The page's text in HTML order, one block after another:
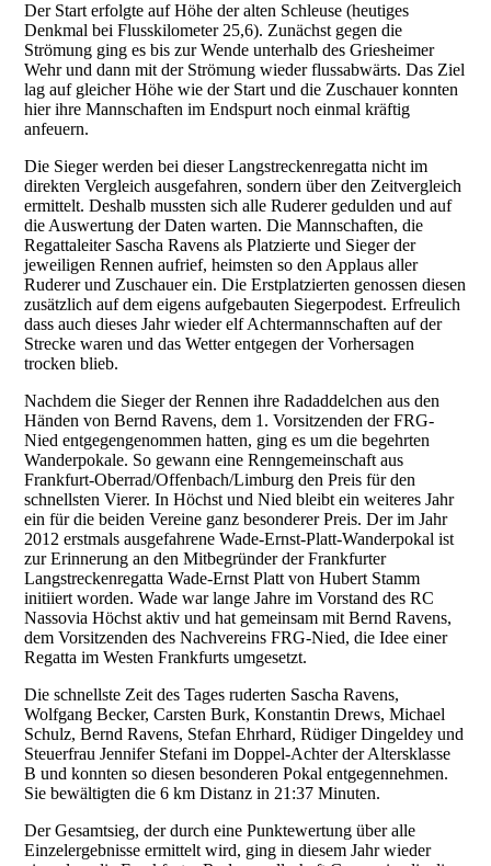
Der Start erfolgte auf Höhe der alten Schleuse (heutiges
Denkmal bei Flusskilometer 25,6). Zunächst gegen die
Strömung ging es bis zur Wende unterhalb des Griesheimer
Wehr und dann mit der Strömung wieder flussabwärts. Das Ziel
lag auf gleicher Höhe wie der Start und die Zuschauer konnten
hier ihre Mannschaften im Endspurt noch einmal kräftig
anfeuern.
Die Sieger werden bei dieser Langstreckenregatta nicht im
direkten Vergleich ausgefahren, sondern über den Zeitvergleich
ermittelt. Deshalb mussten sich alle Ruderer gedulden und auf
die Auswertung der Daten warten. Die Mannschaften, die
Regattaleiter Sascha Ravens als Platzierte und Sieger der
jeweiligen Rennen aufrief, heimsten so den Applaus aller
Ruderer und Zuschauer ein. Die Erstplatzierten genossen diesen
zusätzlich auf dem eigens aufgebauten Siegerpodest. Erfreulich
dass auch dieses Jahr wieder elf Achtermannschaften auf der
Strecke waren und das Wetter entgegen der Vorhersagen
trocken blieb.
Nachdem die Sieger der Rennen ihre Radaddelchen aus den
Händen von Bernd Ravens, dem 1. Vorsitzenden der FRG-
Nied entgegengenommen hatten, ging es um die begehrten
Wanderpokale. So gewann eine Renngemeinschaft aus
Frankfurt-Oberrad/Offenbach/Limburg den Preis für den
schnellsten Vierer. In Höchst und Nied bleibt ein weiteres Jahr
ein für die beiden Vereine ganz besonderer Preis. Der im Jahr
2012 erstmals ausgefahrene Wade-Ernst-Platt-Wanderpokal ist
zur Erinnerung an den Mitbegründer der Frankfurter
Langstreckenregatta Wade-Ernst Platt von Hubert Stamm
initiiert worden. Wade war lange Jahre im Vorstand des RC
Nassovia Höchst aktiv und hat gemeinsam mit Bernd Ravens,
dem Vorsitzenden des Nachvereins FRG-Nied, die Idee einer
Regatta im Westen Frankfurts umgesetzt.
Die schnellste Zeit des Tages ruderten Sascha Ravens,
Wolfgang Becker, Carsten Burk, Konstantin Drews, Michael
Schulz, Bernd Ravens, Stefan Ehrhard, Rüdiger Dingeldey und
Steuerfrau Jennifer Stefani im Doppel-Achter der Altersklasse
B und konnten so diesen besonderen Pokal entgegennehmen.
Sie bewältigten die 6 km Distanz in 21:37 Minuten.
Der Gesamtsieg, der durch eine Punktewertung über alle
Einzelergebnisse ermittelt wird, ging in diesem Jahr wieder